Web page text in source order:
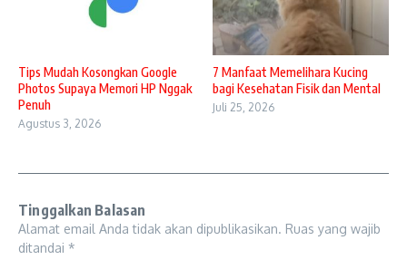
Tips Mudah Kosongkan Google
Photos Supaya Memori HP Nggak
Penuh
Agustus 3, 2026
7 Manfaat Memelihara Kucing
bagi Kesehatan Fisik dan Mental
Juli 25, 2026
Tinggalkan Balasan
Alamat email Anda tidak akan dipublikasikan. Ruas yang wajib
ditandai *